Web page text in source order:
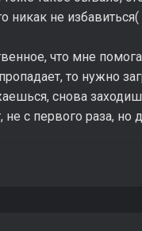
никак не избавиться(
что мне
то нужно
снова
не с первого раза, но